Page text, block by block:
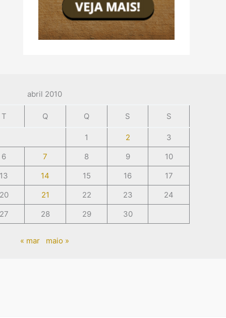
abril 2010
T Q Q S S
1 2
3
6
7 8 9
10
13
14 15 16
17
21 22 23
24
28 29 30
« mar maio »